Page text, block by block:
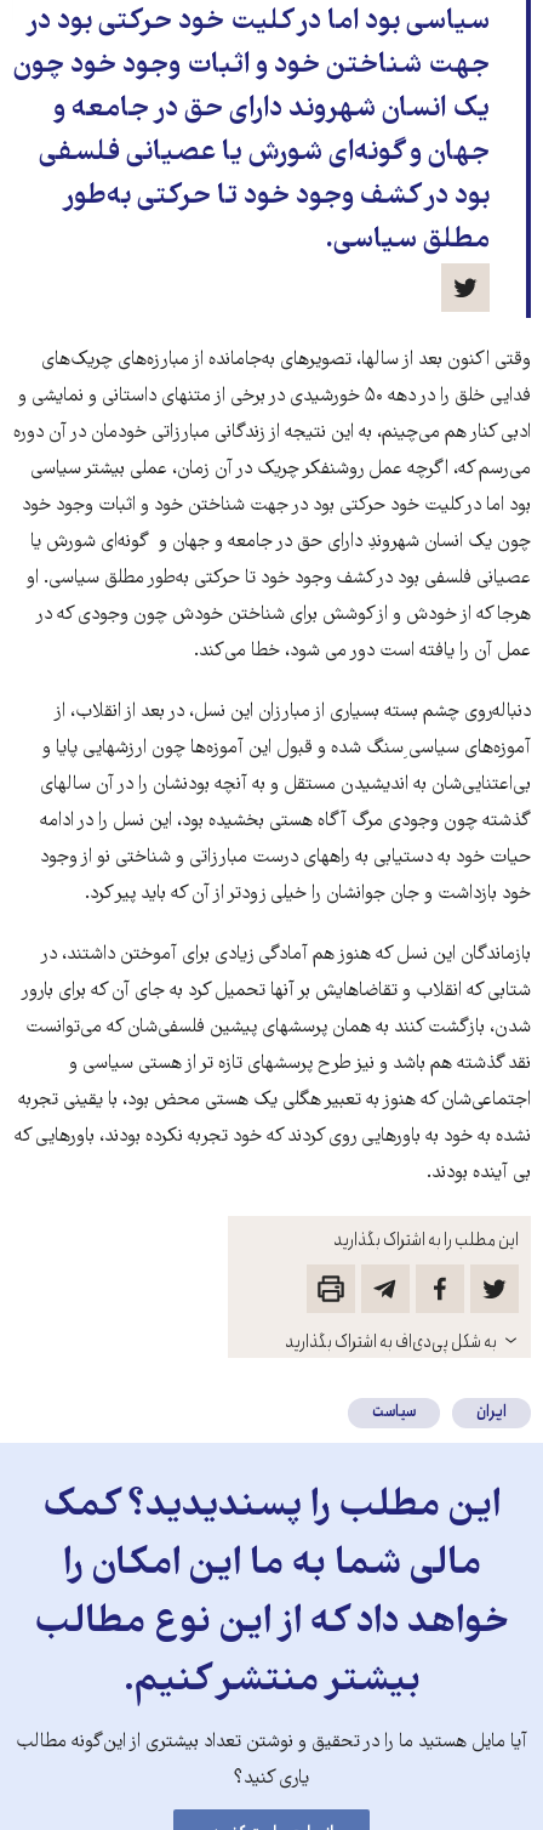
این مطلب را به اشتراک بگذارید
باز
کنید
به شکل پی‌دی‌اف به اشتراک بگذارید
سیاسی بود اما در کلیت خود حرکتی بود در
جهت شناختن خود و اثبات وجود خود چون
یک انسان شهروند دارای حق در جامعه و
جهان و گونه‌ای شورش یا عصیانی فلسفی
بود در کشف وجود خود تا حرکتی به‌طور
مطلق سیاسی.
وقتی اکنون بعد از سالها، تصویرهای به‌جامانده از مبارزه‌های چریک‌های
فدایی خلق را در دهه ۵۰ خورشیدی در برخی از متنهای داستانی و نمایشی و
ادبی کنار هم می‌چینم، به این نتیجه از زندگانی مبارزاتی خودمان در آن دوره
می‌رسم که، اگرچه عمل روشنفکر چریک در آن زمان، عملی بیشتر سیاسی
بود اما در کلیت خود حرکتی بود در جهت شناختن خود و اثبات وجود خود
چون یک انسان شهروندِ دارای حق در جامعه و جهان و گونه‌ای شورش یا
عصیانی فلسفی بود در کشف وجود خود تا حرکتی به‌طور مطلق سیاسی. او
هرجا که از خودش و از کوشش برای شناختن خودش چون وجودی که در
عمل آن را یافته است دور می شود، خطا می‌کند.
دنباله‌روی چشم بسته بسیاری از مبارزان این نسل، در بعد از انقلاب، از
آموزه‌های سیاسی ِسنگ شده و قبول این آموزه‌ها چون ارزشهایی پایا و
بی‌اعتنایی‌شان به اندیشیدن مستقل و به آنچه بودنشان را در آن سالهای
گذشته چون وجودی مرگ آگاه هستی بخشیده بود، این نسل را در ادامه
حیات خود به دستیابی به راههای درست مبارزاتی و شناختی نو از وجود
خود بازداشت و جان جوانشان را خیلی زودتر از آن که باید پیر کرد.
بازماندگان این نسل که هنوز هم آمادگی زیادی برای آموختن داشتند، در
شتابی که انقلاب و تقاضاهایش بر آنها تحمیل کرد به جای آن که برای بارور
شدن، بازگشت کنند به همان پرسشهای پیشین فلسفی‌شان که می‌توانست
نقد گذشته هم باشد و نیز طرح پرسشهای تازه تر از هستی سیاسی و
اجتماعی‌شان که هنوز به تعبیر هگلی یک هستی محض بود، با یقینی تجربه
نشده به خود به باورهایی روی کردند که خود تجربه نکرده بودند، باورهایی که
بی آینده بودند.
ایران سیاست
این مطلب را پسندیدید؟ کمک
مالی شما به ما این امکان را
خواهد داد که از این نوع مطالب
بیشتر منتشر کنیم.
آیا مایل هستید ما را در تحقیق و نوشتن تعداد بیشتری از این‌گونه مطالب
یاری کنید؟